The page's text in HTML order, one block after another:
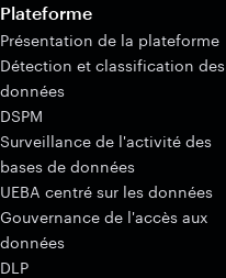
Plateforme
Présentation de la plateforme
Détection et classification des
données
DSPM
Surveillance de l'activité des
bases de données
UEBA centré sur les données
Gouvernance de l'accès aux
données
DLP